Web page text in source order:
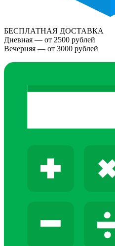
БЕСПЛАТНАЯ ДОСТАВКА
Дневная — от 2500 рублей
Вечерняя — от 3000 рублей